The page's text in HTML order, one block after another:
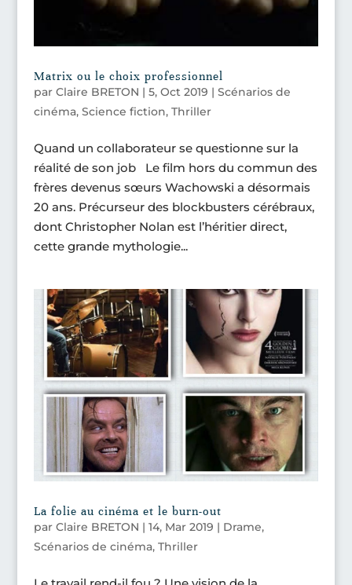
Matrix ou le choix professionnel
par Claire BRETON | 5, Oct 2019 | Scénarios de
cinéma, Science fiction, Thriller
Quand un collaborateur se questionne sur la
réalité de son job Le film hors du commun des
frères devenus sœurs Wachowski a désormais
20 ans. Précurseur des blockbusters cérébraux,
dont Christopher Nolan est l’héritier direct,
cette grande mythologie...
La folie au cinéma et le burn-out
par Claire BRETON | 14, Mar 2019 | Drame,
Scénarios de cinéma, Thriller